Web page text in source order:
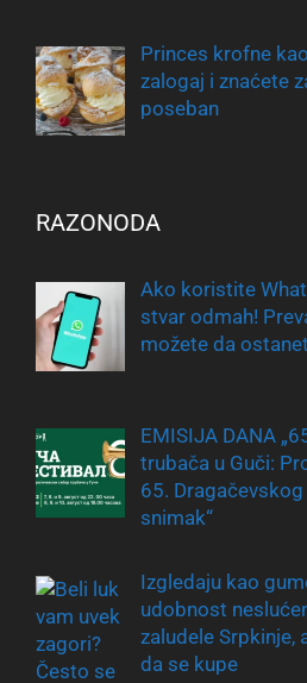
Princes krofne
zalogaj i znaćete
poseban
RAZONODA
Ako koristite
stvar odmah!
možete da
EMISIJA DANA
trubača u Guči:
65.
snimak“
Izgledaju kao
udobnost
zaludele Srpkinje,
da se kupe